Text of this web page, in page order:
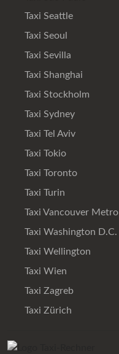
Taxi Seattle
Taxi Seoul
Taxi Sevilla
Taxi Shanghai
Taxi Stockholm
Taxi Sydney
Taxi Tel Aviv
Taxi Tokio
Taxi Toronto
Taxi Turin
Taxi Vancouver Metro
Taxi Washington D.C.
Taxi Wellington
Taxi Wien
Taxi Zagreb
Taxi Zürich